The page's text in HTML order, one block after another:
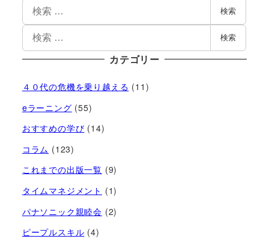
検索
検索
カテゴリー
４０代の危機を乗り越える (11)
eラーニング (55)
おすすめの学び (14)
コラム (123)
これまでの出版一覧 (9)
タイムマネジメント (1)
パナソニック親睦会 (2)
ピープルスキル (4)